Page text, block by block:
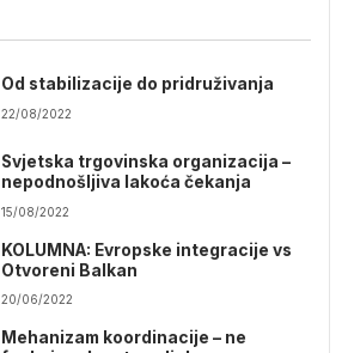
Od stabilizacije do pridruživanja
22/08/2022
Svjetska trgovinska organizacija –
nepodnošljiva lakoća čekanja
15/08/2022
KOLUMNA: Evropske integracije vs
Otvoreni Balkan
20/06/2022
Mehanizam koordinacije – ne